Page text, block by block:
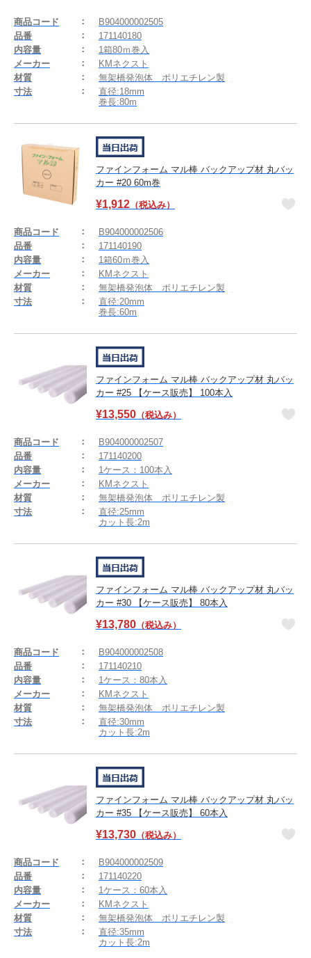
商品コード
B904000002505
品番
171140180
内容量
1箱80ｍ巻入
メーカー
KMネクスト
材質
無架橋発泡体 ポリエチレン製
寸法
直径:18mm
巻長:80m
ファインフォーム マル棒 バックアップ材 丸バッ
カー #20 60m巻
¥1,912 （税込み）
商品コード
B904000002506
品番
171140190
内容量
1箱60ｍ巻入
メーカー
KMネクスト
材質
無架橋発泡体 ポリエチレン製
寸法
直径:20mm
巻長:60m
ファインフォーム マル棒 バックアップ材 丸バッ
カー #25 【ケース販売】 100本入
¥13,550 （税込み）
商品コード
B904000002507
品番
171140200
内容量
1ケース：100本入
メーカー
KMネクスト
材質
無架橋発泡体 ポリエチレン製
寸法
直径:25mm
カット長:2m
ファインフォーム マル棒 バックアップ材 丸バッ
カー #30 【ケース販売】 80本入
¥13,780 （税込み）
商品コード
B904000002508
品番
171140210
内容量
1ケース：80本入
メーカー
KMネクスト
材質
無架橋発泡体 ポリエチレン製
寸法
直径:30mm
カット長:2m
ファインフォーム マル棒 バックアップ材 丸バッ
カー #35 【ケース販売】 60本入
¥13,730 （税込み）
商品コード
B904000002509
品番
171140220
内容量
1ケース：60本入
メーカー
KMネクスト
材質
無架橋発泡体 ポリエチレン製
寸法
直径:35mm
カット長:2m